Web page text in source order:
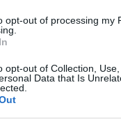
opt-out of processing my
opt-out of Collection,
Data that Is
presenza di
Operaio in un
imbarcato su
alcune
intendono
da diversi